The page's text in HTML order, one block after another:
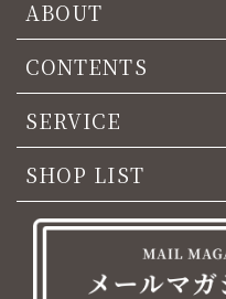
ABOUT
CONTENTS
SERVICE
SHOP LIST